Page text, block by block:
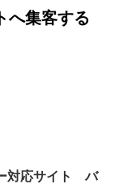
へ集客する
対応サイト バ